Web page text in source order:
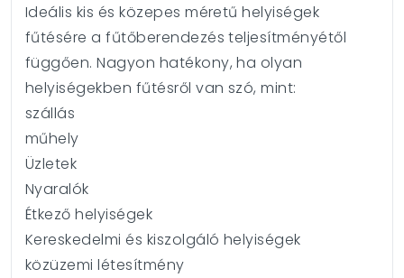
Ideális kis és közepes méretű helyiségek
fűtésére a fűtőberendezés teljesítményétől
függően. Nagyon hatékony, ha olyan
helyiségekben fűtésről van szó, mint:
szállás
műhely
Üzletek
Nyaralók
Étkező helyiségek
Kereskedelmi és kiszolgáló helyiségek
közüzemi létesítmény